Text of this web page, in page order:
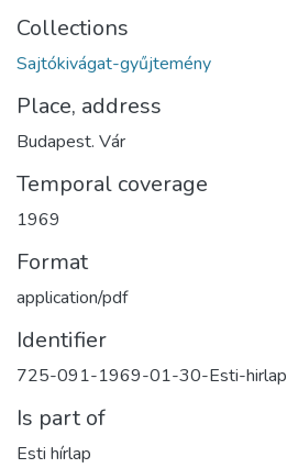
Collections
Sajtókivágat-gyűjtemény
Place, address
Budapest. Vár
Temporal coverage
1969
Format
application/pdf
Identifier
725-091-1969-01-30-Esti-
Is part of
Esti hírlap